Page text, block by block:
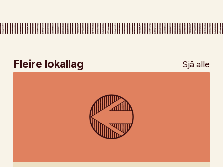
Fleire lokallag Sjå alle